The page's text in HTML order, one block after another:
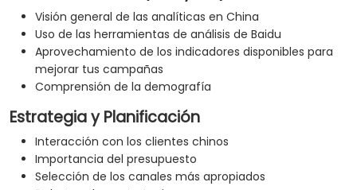
Visión general de las analíticas en China
Uso de las herramientas de análisis de Baidu
Aprovechamiento de los indicadores disponibles para
mejorar tus campañas
Comprensión de la demografía
Estrategia y Planificación
Interacción con los clientes chinos
Importancia del presupuesto
Selección de los canales más apropiados